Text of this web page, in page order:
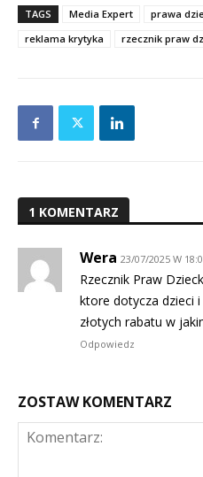
TAGS Media Expert prawa
reklama krytyka
rzecznik praw
1 KOMENTARZ
Wera 23/07/2025 W
Rzecznik Praw
ktore dotycza dzieci
złotych rabatu w
Odpowiedz
ZOSTAW KOMENTARZ